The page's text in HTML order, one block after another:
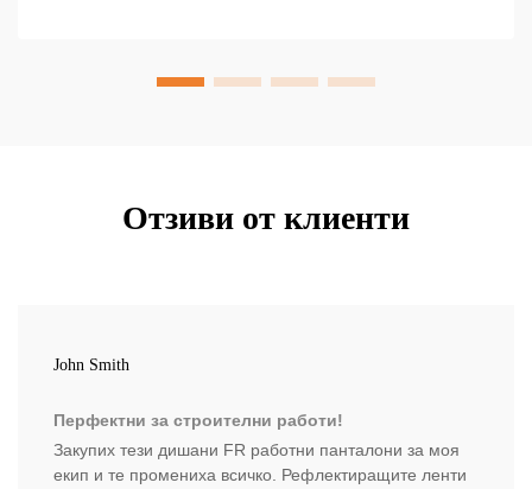
Отзиви от клиенти
John Smith
Перфектни за строителни работи!
Закупих тези дишани FR работни панталони за моя
екип и те промениха всичко. Рефлектиращите ленти